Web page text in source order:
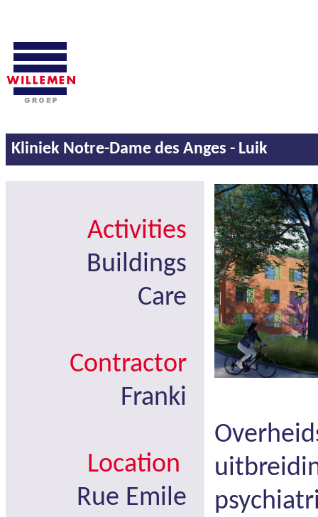
Kliniek Notre-Dame des Anges - Luik
Activities
Buildings
Care
Contractor
Franki
Location
Rue Emile